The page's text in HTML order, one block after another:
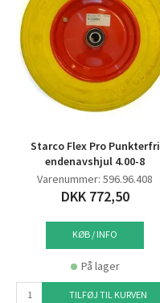
Starco Flex Pro Punkterfri
endenavshjul 4.00-8
Varenummer: 596.96.408
DKK 772,50
KØB / INFO
På lager
TILFØJ TIL KURVEN